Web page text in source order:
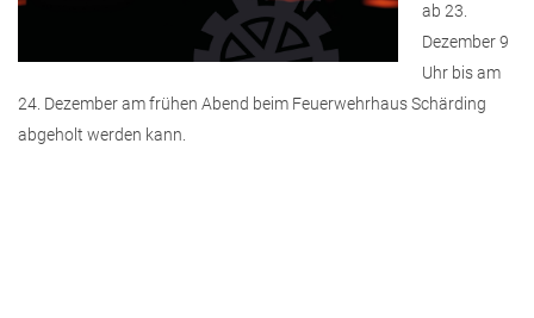
ab 23.
Dezember 9
Uhr bis am
24. Dezember am frühen Abend beim Feuerwehrhaus Schärding
abgeholt werden kann.